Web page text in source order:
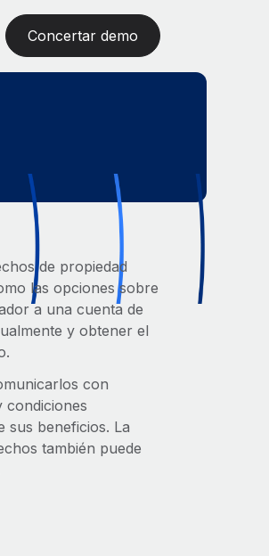
Concertar demo
de propiedad
las opciones sobre
a una cuenta de
y obtener el
con
condiciones
sus beneficios. La
también puede